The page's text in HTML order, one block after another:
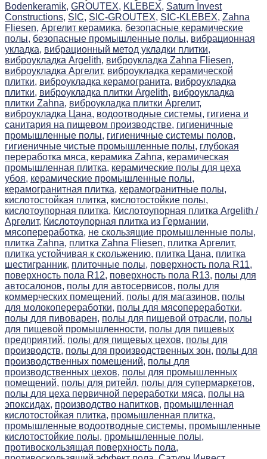
Bodenkeramik, GROUTEX, KLEBEX, Saturn Invest
Constructions, SIC, SIC-GROUTEX, SIC-KLEBEX, Zahna
Fliesen, Аргелит керамика, безопасные керамические
полы, безопасные промышленные полы, вибрационная
укладка, вибрационный метод укладки плитки,
виброукладка Argelith, виброукладка Zahna Fliesen,
виброукладка Аргелит, виброукладка керамической
плитки, виброукладка керамогранита, виброукладка
плитки, виброукладка плитки Argelith, виброукладка
плитки Zahna, виброукладка плитки Аргелит,
виброукладка Цана, водоотводные системы, гигиена и
санитария на пищевом производстве, гигиеничные
промышленные полы, гигиеничные системы полов,
гигиеничные чистые промышленные полы, глубокая
переработка мяса, керамика Zahna, керамическая
промышленная плитка, керамические полы для цеха
убоя, керамические промышленные полы,
керамогранитная плитка, керамогранитные полы,
кислотостойкая плитка, кислотостойкие полы,
кислотоупорная плитка, Кислотоупорная плитка Argelith /
Аргелит, Кислотоупорная плитка из Германии,
мясопереработка, не скользящие промышленные полы,
плитка Zahna, плитка Zahna Fliesen, плитка Аргелит,
плитка устойчивая к скольжению, плитка Цана, плитка
шестигранник, плиточные полы, поверхность пола R11,
поверхность пола R12, поверхность пола R13, полы для
автосалонов, полы для автосервисов, полы для
коммерческих помещений, полы для магазинов, полы
для молокопереработки, полы для мясопереработки,
полы для пивоварен, полы для пищевой отрасли, полы
для пищевой промышленности, полы для пищевых
предприятий, полы для пищевых цехов, полы для
производств, полы для производственных зон, полы для
производственных помещений, полы для
производственных цехов, полы для промышленных
помещений, полы для ритейл, полы для супермаркетов,
полы для цеха первичной переработки мяса, полы на
эпоксидах, производство напитков, промышленная
кислотостойкая плитка, промышленная плитка,
промышленные водоотводные системы, промышленные
кислотостойкие полы, промышленные полы,
противоскользящая поверхность пола,